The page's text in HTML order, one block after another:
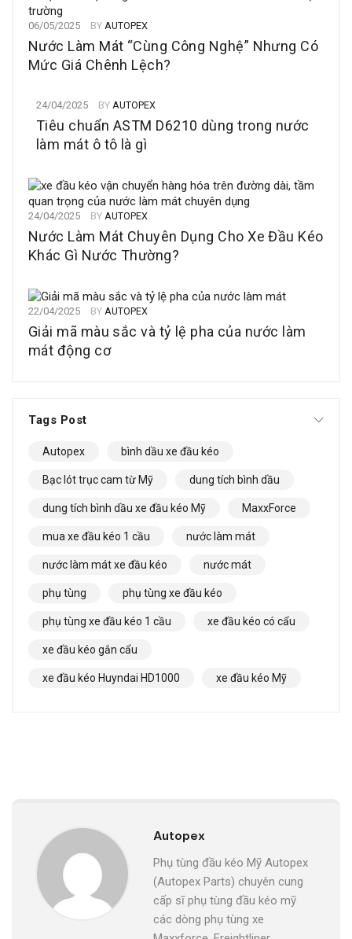
06/05/2025 BY AUTOPEX
Nước Làm Mát “Cùng Công Nghệ” Nhưng Có
Mức Giá Chênh Lệch?
24/04/2025 BY AUTOPEX
Tiêu chuẩn ASTM D6210 dùng trong nước
làm mát ô tô là gì
24/04/2025 BY AUTOPEX
Nước Làm Mát Chuyên Dụng Cho Xe Đầu Kéo
Khác Gì Nước Thường?
22/04/2025 BY AUTOPEX
Giải mã màu sắc và tỷ lệ pha của nước làm
mát động cơ
Tags Post
Autopex bình dầu xe đầu kéo
Bạc lót trục cam từ Mỹ dung tích bình dầu
dung tích bình dầu xe đầu kéo Mỹ MaxxForce
mua xe đầu kéo 1 cầu nước làm mát
nước làm mát xe đầu kéo nước mát
phụ tùng phụ tùng xe đầu kéo
phụ tùng xe đầu kéo 1 cầu xe đầu kéo có cẩu
xe đầu kéo gắn cẩu
xe đầu kéo Huyndai HD1000 xe đầu kéo Mỹ
Autopex
Phụ tùng đầu kéo Mỹ Autopex
(Autopex Parts) chuyên cung
cấp sĩ phụ tùng đầu kéo mỹ
các dòng phụ tùng xe